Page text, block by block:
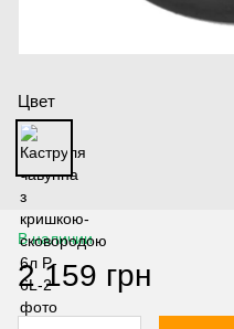
Цвет
В наличии
2 159 грн